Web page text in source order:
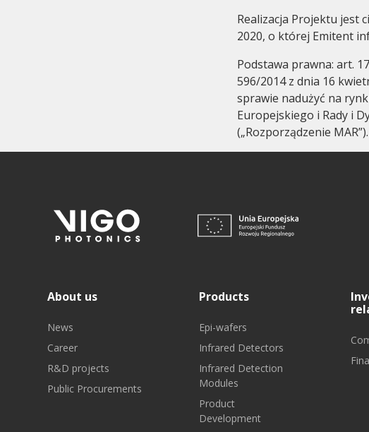
Realizacja Projektu jest
2020, o której Emitent
Podstawa prawna: art.
596/2014 z dnia 16
sprawie nadużyć na
Europejskiego i Rady i
(„Rozporządzenie MAR”).
About us
News
Career
R&D projects
Public Procurements
Products
Epi-wafers
Infrared Detectors
Infrared Detection
Modules
Product
Development